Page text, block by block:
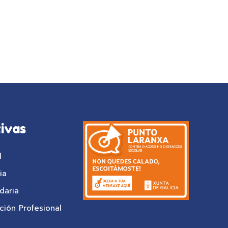
Profesional